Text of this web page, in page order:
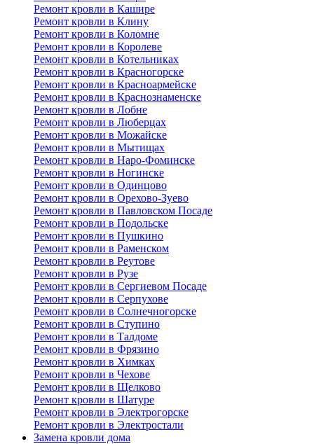
Ремонт кровли в Кашире
Ремонт кровли в Клину
Ремонт кровли в Коломне
Ремонт кровли в Королеве
Ремонт кровли в Котельниках
Ремонт кровли в Красногорске
Ремонт кровли в Красноармейске
Ремонт кровли в Краснознаменске
Ремонт кровли в Лобне
Ремонт кровли в Люберцах
Ремонт кровли в Можайске
Ремонт кровли в Мытищах
Ремонт кровли в Наро-Фоминске
Ремонт кровли в Ногинске
Ремонт кровли в Одинцово
Ремонт кровли в Орехово-Зуево
Ремонт кровли в Павловском Посаде
Ремонт кровли в Подольске
Ремонт кровли в Пушкино
Ремонт кровли в Раменском
Ремонт кровли в Реутове
Ремонт кровли в Рузе
Ремонт кровли в Сергиевом Посаде
Ремонт кровли в Серпухове
Ремонт кровли в Солнечногорске
Ремонт кровли в Ступино
Ремонт кровли в Талдоме
Ремонт кровли в Фрязино
Ремонт кровли в Химках
Ремонт кровли в Чехове
Ремонт кровли в Щелково
Ремонт кровли в Шатуре
Ремонт кровли в Электрогорске
Ремонт кровли в Электростали
Замена кровли дома